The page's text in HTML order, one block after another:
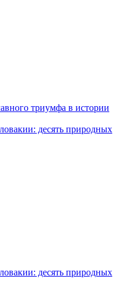
триумфа в истории
десять природных
десять природных